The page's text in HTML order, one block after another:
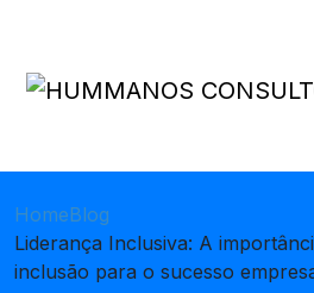
HomeBlog
Liderança Inclusiva: A
inclusão para o sucesso